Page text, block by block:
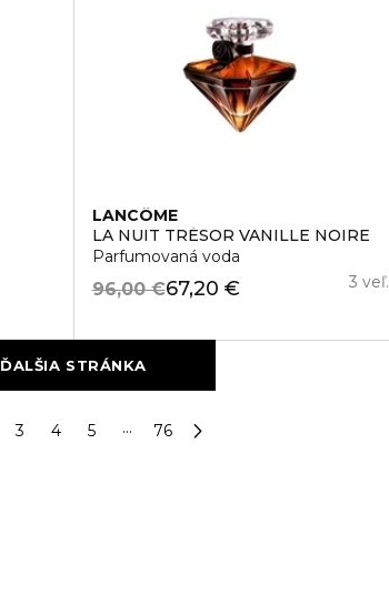
LANCÔME
LA NUIT TRÉSOR VANILLE NOIRE
Parfumovaná voda
67,20 €
96,00 € 3 veľ.
ĎALŠIA STRÁNKA
3 4 5 ··· 76